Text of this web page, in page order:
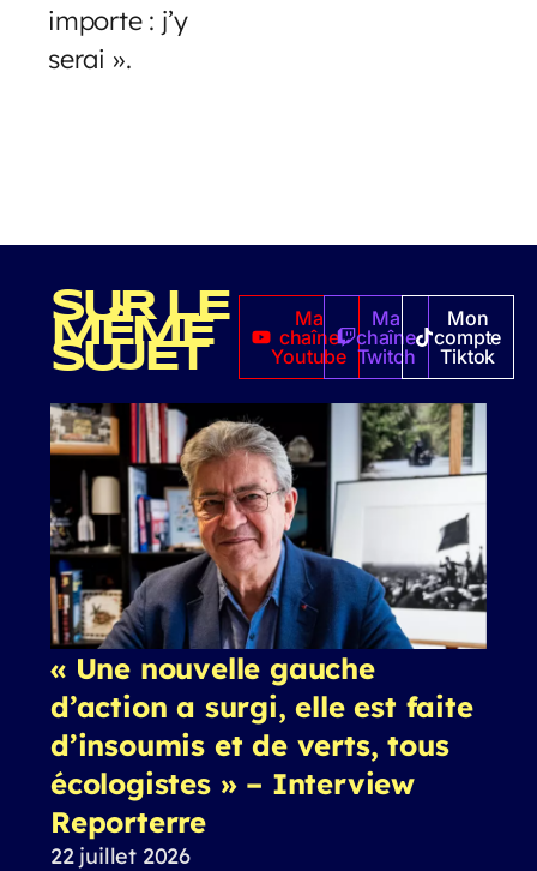
importe : j’y
serai ».
SUR LE
MÊME
SUJET
Ma
chaîne
Youtube
Ma
chaîne
Twitch
Mon
compte
Tiktok
« Une nouvelle gauche
d’action a surgi, elle est faite
d’insoumis et de verts, tous
écologistes » – Interview
Reporterre
22 juillet 2026